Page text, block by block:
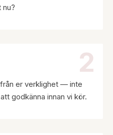
nu?
2
er verklighet — inte
godkänna innan vi kör.